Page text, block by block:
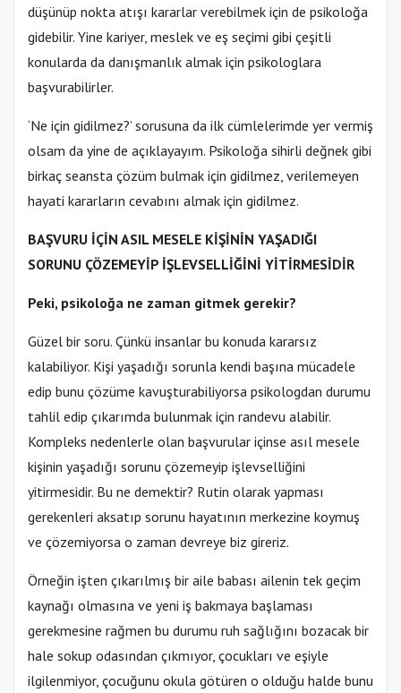
düşünüp nokta atışı kararlar verebilmek için de psikoloğa
gidebilir. Yine kariyer, meslek ve eş seçimi gibi çeşitli
konularda da danışmanlık almak için psikologlara
başvurabilirler.
‘Ne için gidilmez?’ sorusuna da ilk cümlelerimde yer vermiş
olsam da yine de açıklayayım. Psikoloğa sihirli değnek gibi
birkaç seansta çözüm bulmak için gidilmez, verilemeyen
hayati kararların cevabını almak için gidilmez.
BAŞVURU İÇİN ASIL MESELE KİŞİNİN YAŞADIĞI
SORUNU ÇÖZEMEYİP İŞLEVSELLİĞİNİ YİTİRMESİDİR
Peki, psikoloğa ne zaman gitmek gerekir?
Güzel bir soru. Çünkü insanlar bu konuda kararsız
kalabiliyor. Kişi yaşadığı sorunla kendi başına mücadele
edip bunu çözüme kavuşturabiliyorsa psikologdan durumu
tahlil edip çıkarımda bulunmak için randevu alabilir.
Kompleks nedenlerle olan başvurular içinse asıl mesele
kişinin yaşadığı sorunu çözemeyip işlevselliğini
yitirmesidir. Bu ne demektir? Rutin olarak yapması
gerekenleri aksatıp sorunu hayatının merkezine koymuş
ve çözemiyorsa o zaman devreye biz gireriz.
Örneğin işten çıkarılmış bir aile babası ailenin tek geçim
kaynağı olmasına ve yeni iş bakmaya başlaması
gerekmesine rağmen bu durumu ruh sağlığını bozacak bir
hale sokup odasından çıkmıyor, çocukları ve eşiyle
ilgilenmiyor, çocuğunu okula götüren o olduğu halde bunu